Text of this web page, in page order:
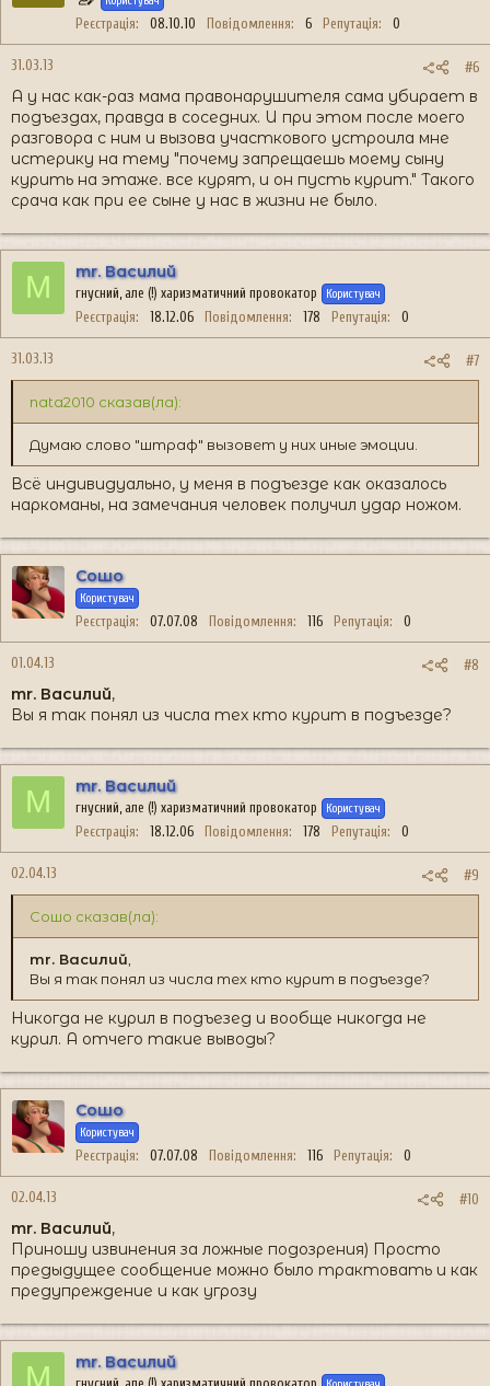
Реєстрація 08.10.10 Повідомлення 6 Репутація 0
31.03.13 #6
А у нас как-раз мама правонарушителя сама убирает в
подъездах, правда в соседних. И при этом после моего
разговора с ним и вызова участкового устроила мне
истерику на тему "почему запрещаешь моему сыну
курить на этаже. все курят, и он пусть курит." Такого
срача как при ее сыне у нас в жизни не было.
M mr. Василий
гнусний, але (!) харизматичний провокатор Користувач
Реєстрація 18.12.06 Повідомлення 178 Репутація 0
31.03.13 #7
nata2010 сказав(ла):
Думаю слово "штраф" вызовет у них иные эмоции.
Всё индивидуально, у меня в подъезде как оказалось
наркоманы, на замечания человек получил удар ножом.
Сошо
Користувач
Реєстрація 07.07.08 Повідомлення 116 Репутація 0
01.04.13 #8
mr. Василий,
Вы я так понял из числа тех кто курит в подъезде?
M mr. Василий
гнусний, але (!) харизматичний провокатор Користувач
Реєстрація 18.12.06 Повідомлення 178 Репутація 0
02.04.13 #9
Сошо сказав(ла):
mr. Василий
Вы я так понял из числа тех кто курит в подъезде?
Никогда не курил в подъезед и вообще никогда не
курил. А отчего такие выводы?
Сошо
Користувач
Реєстрація 07.07.08 Повідомлення 116 Репутація 0
02.04.13 #10
mr. Василий,
Приношу извинения за ложные подозрения) Просто
предыдущее сообщение можно было трактовать и как
предупреждение и как угрозу
M mr. Василий